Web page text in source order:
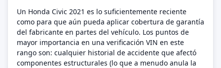
Un Honda Civic 2021 es lo suficientemente reciente
como para que aún pueda aplicar cobertura de garantía
del fabricante en partes del vehículo. Los puntos de
mayor importancia en una verificación VIN en este
rango son: cualquier historial de accidente que afectó
componentes estructurales (lo que a menudo anula la